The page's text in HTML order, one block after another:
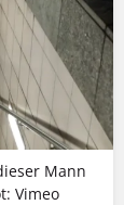
Mann
Vimeo